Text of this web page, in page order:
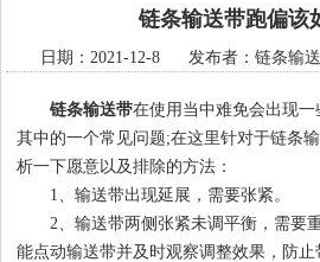
1 2 3 4
链条输送带跑偏该
日期：2021-12-8 发布者：链条输
链条输送带在使用当中难免会出现
其中的一个常见问题;在这里针对于链条
析一下愿意以及排除的方法：
1、输送带出现延展，需要张紧。
2、输送带两侧张紧未调平衡，需要
能点动输送带并及时观察调整效果，防